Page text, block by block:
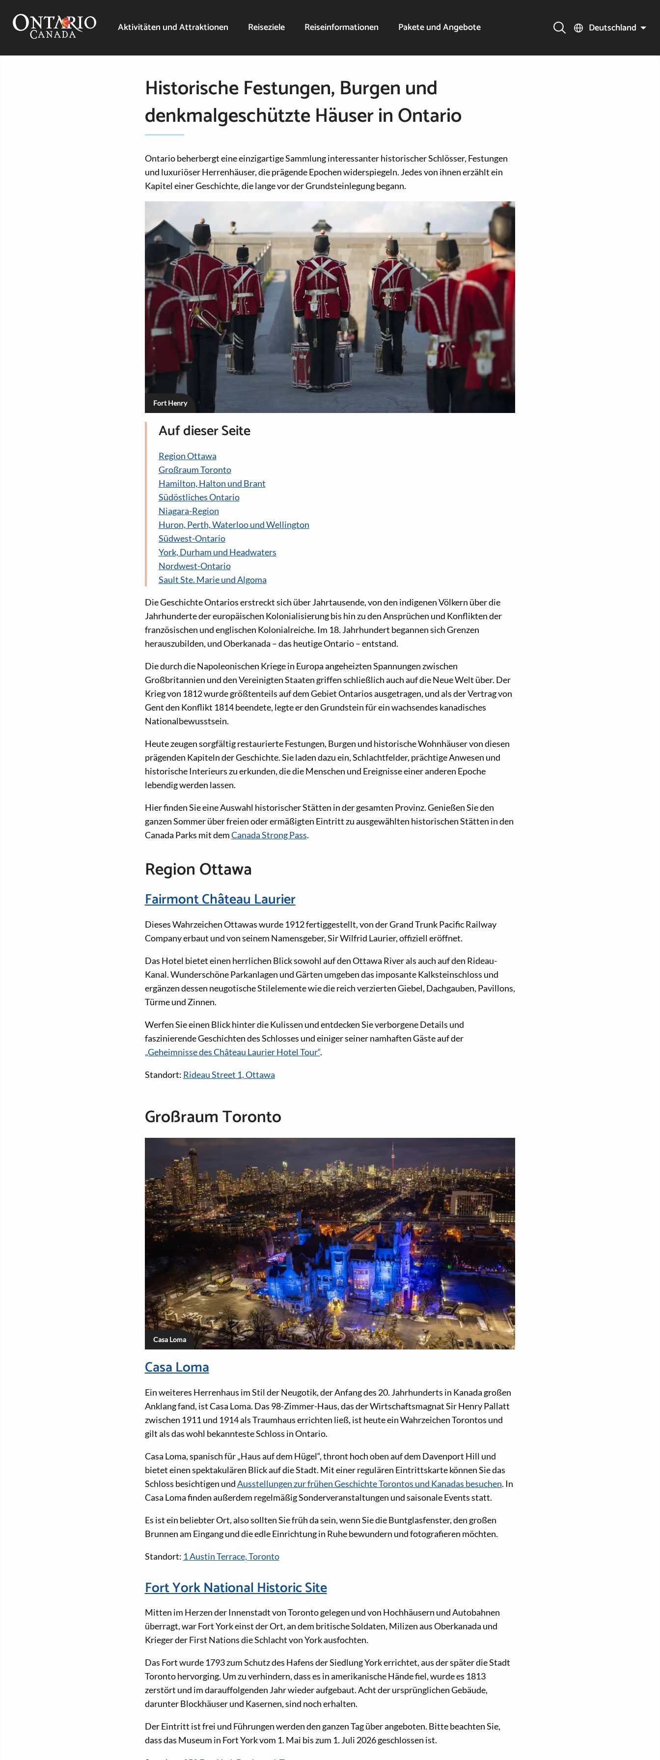
Aktivitäten und Attraktionen Reiseziele Reiseinformationen Pakete und Angebote Deutschland
Historische Festungen, Burgen und
denkmalgeschützte Häuser in Ontario
Ontario beherbergt eine einzigartige Sammlung interessanter historischer Schlösser, Festungen
und luxuriöser Herrenhäuser, die prägende Epochen widerspiegeln. Jedes von ihnen erzählt ein
Kapitel einer Geschichte, die lange vor der Grundsteinlegung begann.
Fort Henry
Auf dieser Seite
Region Ottawa
Großraum Toronto
Hamilton, Halton und Brant
Südöstliches Ontario
Niagara-Region
Huron, Perth, Waterloo und Wellington
Südwest-Ontario
York, Durham und Headwaters
Nordwest-Ontario
Sault Ste. Marie und Algoma
Die Geschichte Ontarios erstreckt sich über Jahrtausende, von den indigenen Völkern über die
Jahrhunderte der europäischen Kolonialisierung bis hin zu den Ansprüchen und Konflikten der
französischen und englischen Kolonialreiche. Im 18. Jahrhundert begannen sich Grenzen
herauszubilden, und Oberkanada – das heutige Ontario – entstand.
Die durch die Napoleonischen Kriege in Europa angeheizten Spannungen zwischen
Großbritannien und den Vereinigten Staaten griffen schließlich auch auf die Neue Welt über. Der
Krieg von 1812 wurde größtenteils auf dem Gebiet Ontarios ausgetragen, und als der Vertrag von
Gent den Konflikt 1814 beendete, legte er den Grundstein für ein wachsendes kanadisches
Nationalbewusstsein.
Heute zeugen sorgfältig restaurierte Festungen, Burgen und historische Wohnhäuser von diesen
prägenden Kapiteln der Geschichte. Sie laden dazu ein, Schlachtfelder, prächtige Anwesen und
historische Interieurs zu erkunden, die die Menschen und Ereignisse einer anderen Epoche
lebendig werden lassen.
Hier finden Sie eine Auswahl historischer Stätten in der gesamten Provinz. Genießen Sie den
ganzen Sommer über freien oder ermäßigten Eintritt zu ausgewählten historischen Stätten in den
Canada Parks mit demCanada Strong Pass.
Region Ottawa
Fairmont Château Laurier
Dieses Wahrzeichen Ottawas wurde 1912 fertiggestellt, von der Grand Trunk Pacific Railway
Company erbaut und von seinem Namensgeber, Sir Wilfrid Laurier, offiziell eröffnet.
Das Hotel bietet einen herrlichen Blick sowohl auf den Ottawa River als auch auf den Rideau-
Kanal. Wunderschöne Parkanlagen und Gärten umgeben das imposante Kalksteinschloss und
ergänzen dessen neugotische Stilelemente wie die reich verzierten Giebel, Dachgauben, Pavillons,
Türme und Zinnen.
Werfen Sie einen Blick hinter die Kulissen und entdecken Sie verborgene Details und
faszinierende Geschichten des Schlosses und einiger seiner namhaften Gäste auf der
„Geheimnisse des Château Laurier Hotel Tour“.
Standort: Rideau Street 1, Ottawa
Großraum Toronto
Casa Loma
Casa Loma
Ein weiteres Herrenhaus im Stil der Neugotik, der Anfang des 20. Jahrhunderts in Kanada großen
Anklang fand, ist Casa Loma. Das 98-Zimmer-Haus, das der Wirtschaftsmagnat Sir Henry Pallatt
zwischen 1911 und 1914 als Traumhaus errichten ließ, ist heute ein Wahrzeichen Torontos und
gilt als das wohl bekannteste Schloss in Ontario.
Casa Loma, spanisch für „Haus auf dem Hügel“, thront hoch oben auf dem Davenport Hill und
bietet einen spektakulären Blick auf die Stadt. Mit einer regulären Eintrittskarte können Sie das
Schloss besichtigen undAusstellungen zur frühen Geschichte Torontos und Kanadas besuchen. In
Casa Loma finden außerdem regelmäßig Sonderveranstaltungen und saisonale Events statt.
Es ist ein beliebter Ort, also sollten Sie früh da sein, wenn Sie die Buntglasfenster, den großen
Brunnen am Eingang und die edle Einrichtung in Ruhe bewundern und fotografieren möchten.
Standort: 1 Austin Terrace, Toronto
Fort York National Historic Site
Mitten im Herzen der Innenstadt von Toronto gelegen und von Hochhäusern und Autobahnen
überragt, war Fort York einst der Ort, an dem britische Soldaten, Milizen aus Oberkanada und
Krieger der First Nations die Schlacht von York ausfochten.
Das Fort wurde 1793 zum Schutz des Hafens der Siedlung York errichtet, aus der später die Stadt
Toronto hervorging. Um zu verhindern, dass es in amerikanische Hände fiel, wurde es 1813
zerstört und im darauffolgenden Jahr wieder aufgebaut. Acht der ursprünglichen Gebäude,
darunter Blockhäuser und Kasernen, sind noch erhalten.
Der Eintritt ist frei und Führungen werden den ganzen Tag über angeboten. Bitte beachten Sie,
dass das Museum in Fort York vom 1. Mai bis zum 1. Juli 2026 geschlossen ist.